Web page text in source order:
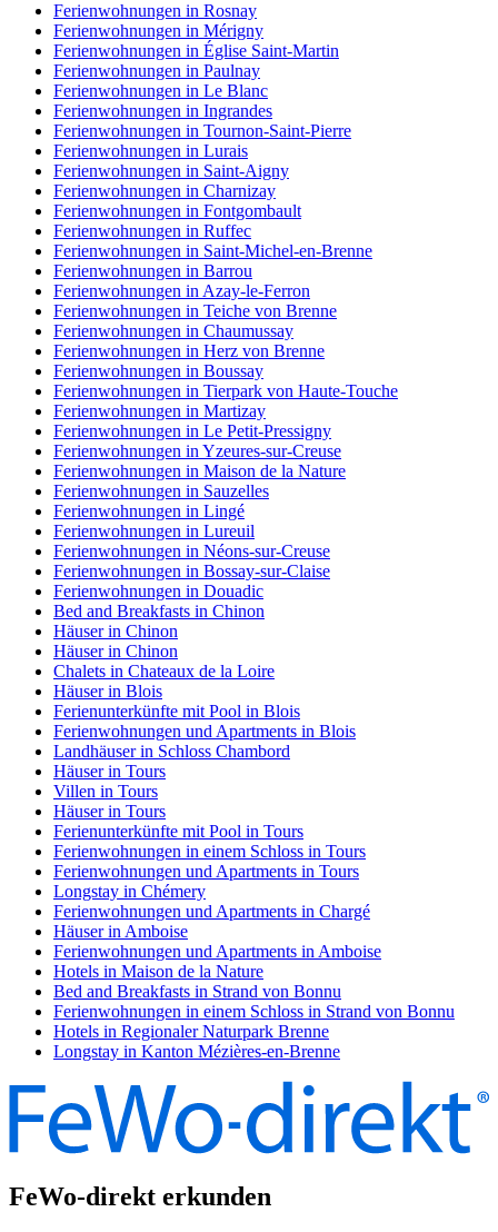
Ferienwohnungen in Rosnay
Ferienwohnungen in Mérigny
Ferienwohnungen in Église Saint-Martin
Ferienwohnungen in Paulnay
Ferienwohnungen in Le Blanc
Ferienwohnungen in Ingrandes
Ferienwohnungen in Tournon-Saint-Pierre
Ferienwohnungen in Lurais
Ferienwohnungen in Saint-Aigny
Ferienwohnungen in Charnizay
Ferienwohnungen in Fontgombault
Ferienwohnungen in Ruffec
Ferienwohnungen in Saint-Michel-en-Brenne
Ferienwohnungen in Barrou
Ferienwohnungen in Azay-le-Ferron
Ferienwohnungen in Teiche von Brenne
Ferienwohnungen in Chaumussay
Ferienwohnungen in Herz von Brenne
Ferienwohnungen in Boussay
Ferienwohnungen in Tierpark von Haute-Touche
Ferienwohnungen in Martizay
Ferienwohnungen in Le Petit-Pressigny
Ferienwohnungen in Yzeures-sur-Creuse
Ferienwohnungen in Maison de la Nature
Ferienwohnungen in Sauzelles
Ferienwohnungen in Lingé
Ferienwohnungen in Lureuil
Ferienwohnungen in Néons-sur-Creuse
Ferienwohnungen in Bossay-sur-Claise
Ferienwohnungen in Douadic
Bed and Breakfasts in Chinon
Häuser in Chinon
Häuser in Chinon
Chalets in Chateaux de la Loire
Häuser in Blois
Ferienunterkünfte mit Pool in Blois
Ferienwohnungen und Apartments in Blois
Landhäuser in Schloss Chambord
Häuser in Tours
Villen in Tours
Häuser in Tours
Ferienunterkünfte mit Pool in Tours
Ferienwohnungen in einem Schloss in Tours
Ferienwohnungen und Apartments in Tours
Longstay in Chémery
Ferienwohnungen und Apartments in Chargé
Häuser in Amboise
Ferienwohnungen und Apartments in Amboise
Hotels in Maison de la Nature
Bed and Breakfasts in Strand von Bonnu
Ferienwohnungen in einem Schloss in Strand von Bonnu
Hotels in Regionaler Naturpark Brenne
Longstay in Kanton Mézières-en-Brenne
FeWo-direkt erkunden